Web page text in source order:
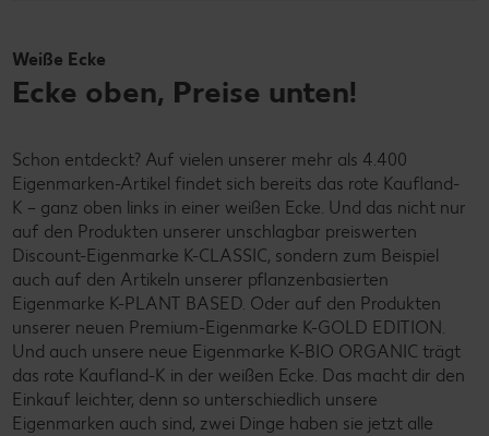
Weiße Ecke
Ecke oben, Preise unten!
Schon entdeckt? Auf vielen unserer mehr als 4.400
Eigenmarken-Artikel findet sich bereits das rote Kaufland-
K – ganz oben links in einer weißen Ecke. Und das nicht nur
auf den Produkten unserer unschlagbar preiswerten
Discount-Eigenmarke K-CLASSIC, sondern zum Beispiel
auch auf den Artikeln unserer pflanzenbasierten
Eigenmarke K-PLANT BASED. Oder auf den Produkten
unserer neuen Premium-Eigenmarke K-GOLD EDITION.
Und auch unsere neue Eigenmarke K-BIO ORGANIC trägt
das rote Kaufland-K in der weißen Ecke. Das macht dir den
Einkauf leichter, denn so unterschiedlich unsere
Eigenmarken auch sind, zwei Dinge haben sie jetzt alle